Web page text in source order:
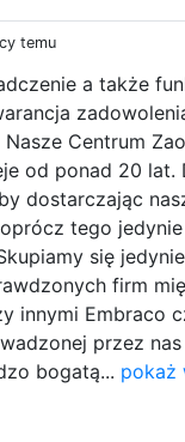
temu
a także
Centrum
od ponad 20 lat.
dostarczając
tego
się
firm
innymi Embraco
przez
bogatą... pokaż